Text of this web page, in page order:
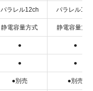
パラレル12ch パラレル
静電容量方式 静電容量方式
● ●
● ●
●別売 ●別売